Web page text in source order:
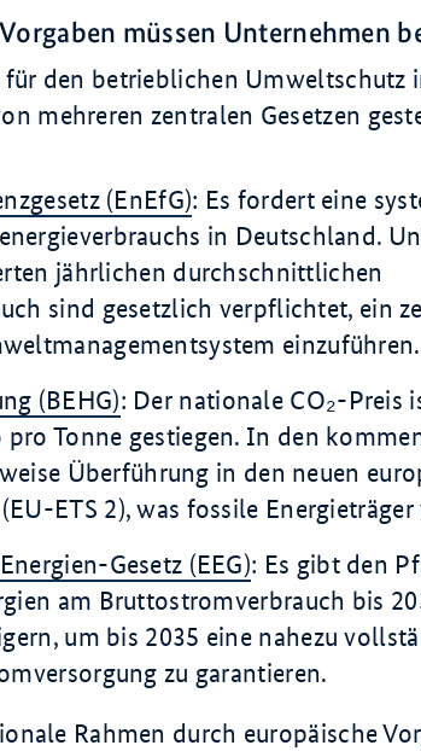
müssen Unternehmen
für den betrieblichen Umweltschutz
mehreren zentralen Gesetzen
(EnEfG): Es fordert eine
in Deutschland.
jährlichen durchschnittlichen
sind gesetzlich verpflichtet, ein
einzuführen.
(BEHG): Der nationale CO₂-Preis
pro Tonne gestiegen. In den
Überführung in den neuen
ETS 2), was fossile
Gesetz (EEG): Es gibt den
am Bruttostromverbrauch bis
um bis 2035 eine nahezu
zu garantieren.
Rahmen durch europäische